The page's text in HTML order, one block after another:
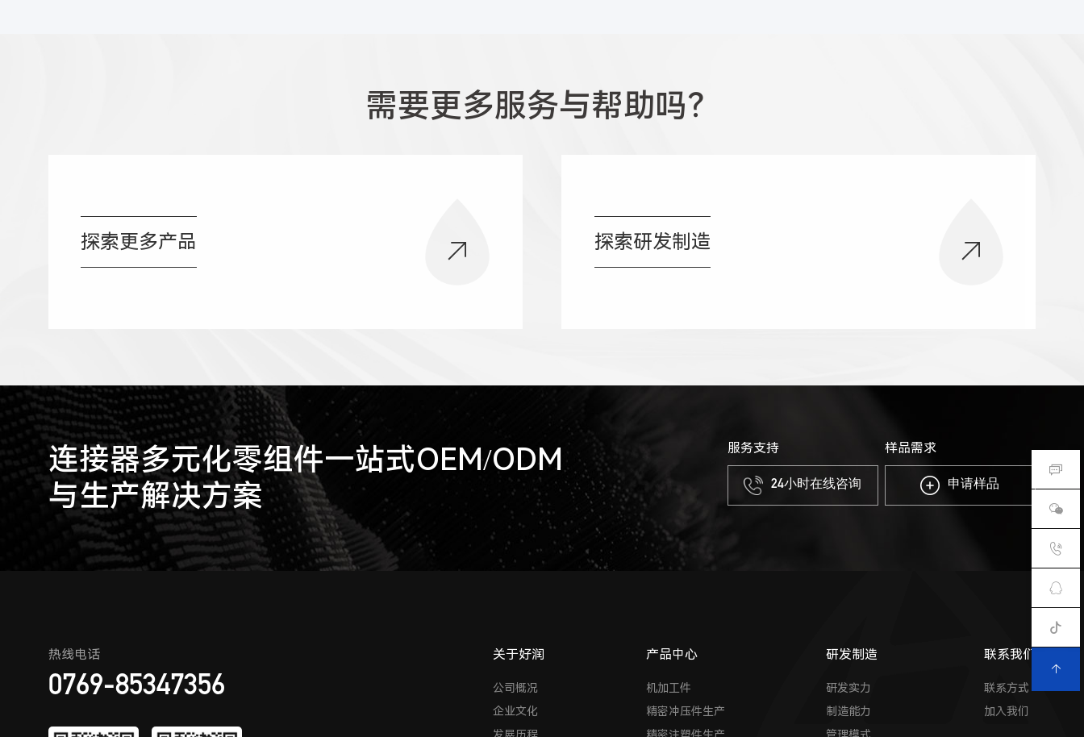
需要更多服务与帮助吗？
探索更多产品 探索研发制造
连接器多元化零组件一站式OEM/ODM
与生产解决方案
服务支持
24小时在线咨询
样品需求
申请样品
热线电话
0769-85347356
关于好润
公司概况
企业文化
产品中心
机加工件
精密冲压件生产
研发制造
研发实力
制造能力
联系我们
联系方式
加入我们